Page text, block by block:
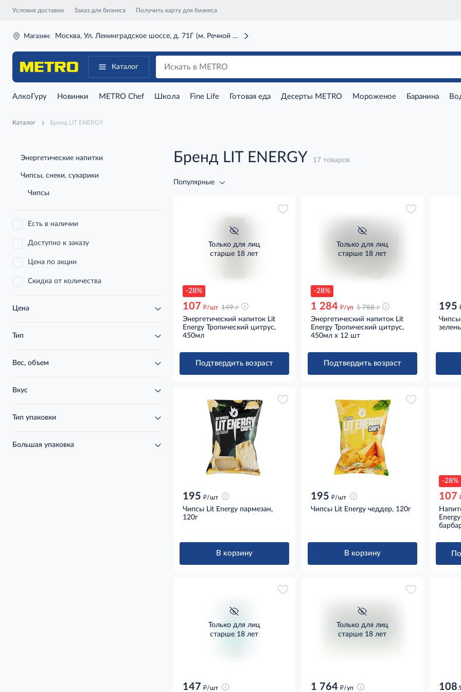
Условия доставки Заказ для бизнеса Получить карту для бизнеса
Магазин: Москва, Ул. Ленинградское шоссе, д. 71Г (м. Речной вокзал)
Каталог
АлкоГуру Новинки METRO Chef Школа Fine Life Готовая еда Десерты METRO Мороженое Баранина
Каталог Бренд LIT ENERGY
Энергетические напитки
Чипсы, снеки, сухарики
Чипсы
Есть в наличии
Доступно к заказу
Цена по акции
Скидка от количества
Цена
Тип
Вес, объем
Вкус
Тип упаковки
Большая упаковка
Бренд LIT ENERGY 17 товаров
Популярные
-28%
Только для лиц
старше 18 лет
107 д/шт 149 д
Энергетический напиток Lit
Energy Тропический цитрус,
450мл
Подтвердить возраст
-28%
Только для лиц
старше 18 лет
1 284 д/уп 1 788 д
Энергетический напиток Lit
Energy Тропический цитрус,
450мл x 12 шт
Подтвердить возраст
195
Чипсы
195 д/шт
Чипсы Lit Energy пармезан,
120г
В корзину
195 д/шт
Чипсы Lit Energy чеддер, 120г
В корзину
-28%
107
Только для лиц
старше 18 лет
147 д/шт
Только для лиц
старше 18 лет
1 764 д/уп 108